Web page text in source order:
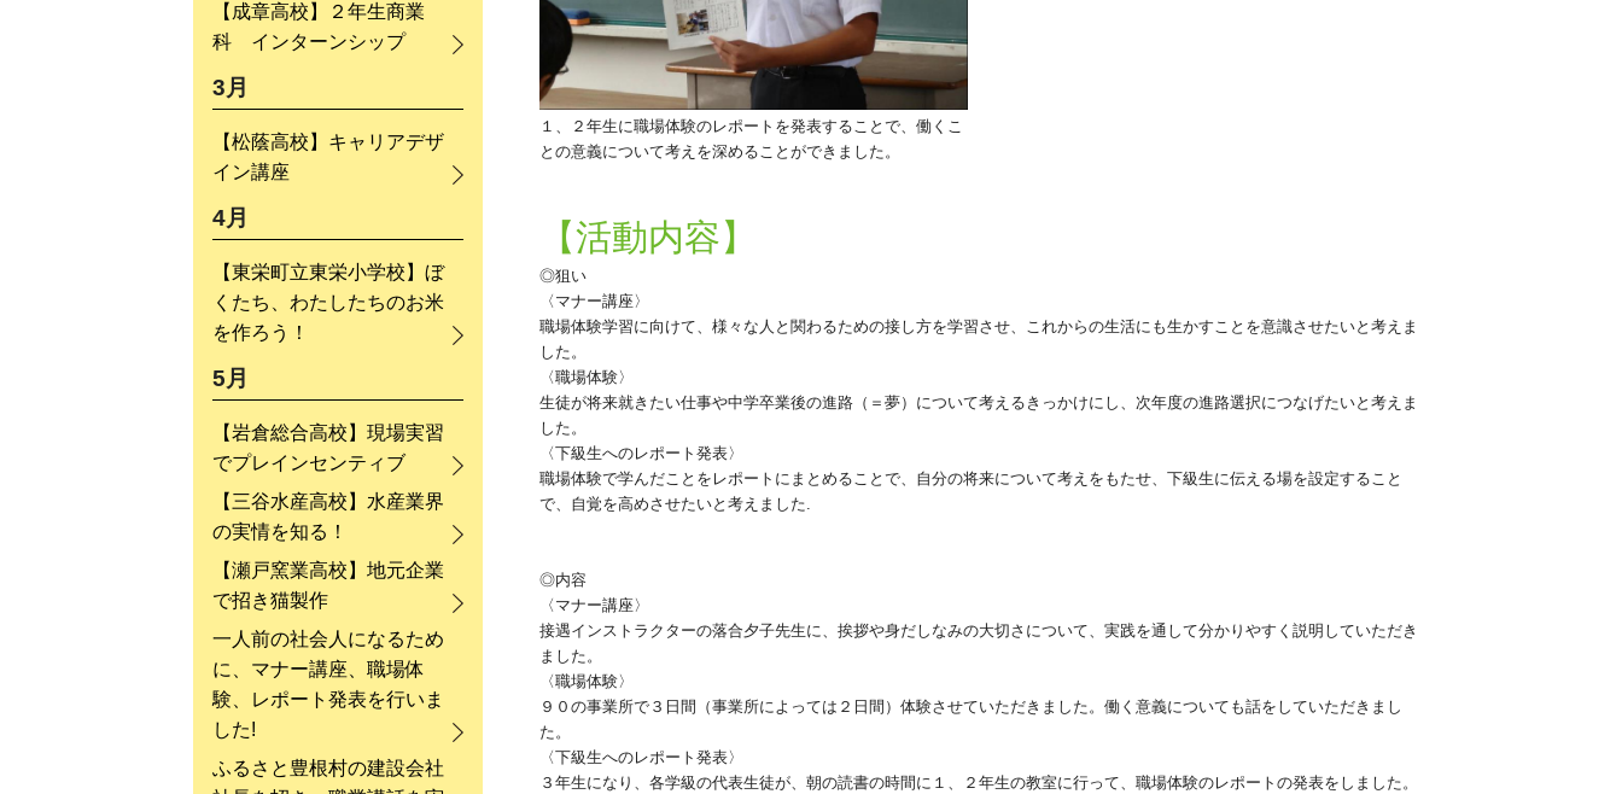
【成章高校】２年生商業
科 インターンシップ
3月
【松蔭高校】キャリアデザ
イン講座
4月
【東栄町立東栄小学校】ぼ
くたち、わたしたちのお米
を作ろう！
5月
【岩倉総合高校】現場実習
でプレインセンティブ
【三谷水産高校】水産業界
の実情を知る！
【瀬戸窯業高校】地元企業
で招き猫製作
一人前の社会人になるため
に、マナー講座、職場体
験、レポート発表を行いま
した!
ふるさと豊根村の建設会社
１、２年生に職場体験のレポートを発表することで、働くこ
との意義について考えを深めることができました。
【活動内容】
◎狙い
〈マナー講座〉
職場体験学習に向けて、様々な人と関わるための接し方を学習させ、これからの生活にも生かすことを意識させたいと考えま
した。
〈職場体験〉
生徒が将来就きたい仕事や中学卒業後の進路（＝夢）について考えるきっかけにし、次年度の進路選択につなげたいと考えま
した。
〈下級生へのレポート発表〉
職場体験で学んだことをレポートにまとめることで、自分の将来について考えをもたせ、下級生に伝える場を設定すること
で、自覚を高めさせたいと考えました.
◎内容
〈マナー講座〉
接遇インストラクターの落合夕子先生に、挨拶や身だしなみの大切さについて、実践を通して分かりやすく説明していただき
ました。
〈職場体験〉
９０の事業所で３日間（事業所によっては２日間）体験させていただきました。働く意義についても話をしていただきまし
た。
〈下級生へのレポート発表〉
３年生になり、各学級の代表生徒が、朝の読書の時間に１、２年生の教室に行って、職場体験のレポートの発表をしました。